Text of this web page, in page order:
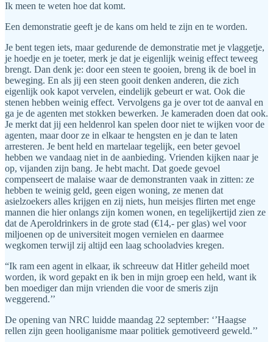
Ik meen te weten hoe dat komt.
Een demonstratie geeft je de kans om held te zijn en te worden.
Je bent tegen iets, maar gedurende de demonstratie met je vlaggetje,
je hoedje en je toeter, merk je dat je eigenlijk weinig effect teweeg
brengt. Dan denk je: door een steen te gooien, breng ik de boel in
beweging. En als jij een steen gooit denken anderen, die zich
eigenlijk ook kapot vervelen, eindelijk gebeurt er wat. Ook die
stenen hebben weinig effect. Vervolgens ga je over tot de aanval en
ga je de agenten met stokken bewerken. Je kameraden doen dat ook.
Je merkt dat jij een heldenrol kan spelen door niet te wijken voor de
agenten, maar door ze in elkaar te hengsten en je dan te laten
arresteren. Je bent held en martelaar tegelijk, een beter gevoel
hebben we vandaag niet in de aanbieding. Vrienden kijken naar je
op, vijanden zijn bang. Je hebt macht. Dat goede gevoel
compenseert de malaise waar de demonstranten vaak in zitten: ze
hebben te weinig geld, geen eigen woning, ze menen dat
asielzoekers alles krijgen en zij niets, hun meisjes flirten met enge
mannen die hier onlangs zijn komen wonen, en tegelijkertijd zien ze
dat de Aperoldrinkers in de grote stad (€14,- per glas) wel voor
miljoenen op de universiteit mogen vernielen en daarmee
wegkomen terwijl zij altijd een laag schooladvies kregen.
“Ik ram een agent in elkaar, ik schreeuw dat Hitler geheild moet
worden, ik word gepakt en ik ben in mijn groep een held, want ik
ben moediger dan mijn vrienden die voor de smeris zijn
weggerend.’’
De opening van NRC luidde maandag 22 september: ‘’Haagse
rellen zijn geen hooliganisme maar politiek gemotiveerd geweld.’’